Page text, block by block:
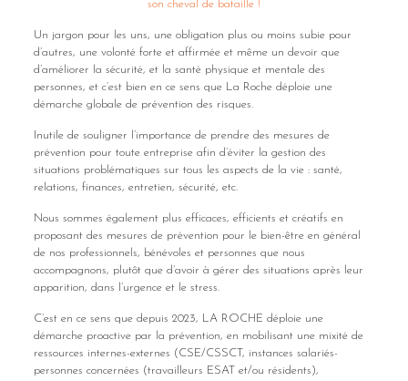
son cheval de bataille !
Un jargon pour les uns, une obligation plus ou moins subie pour
d’autres, une volonté forte et affirmée et même un devoir que
d’améliorer la sécurité, et la santé physique et mentale des
personnes, et c’est bien en ce sens que La Roche déploie une
démarche globale de prévention des risques.
Inutile de souligner l’importance de prendre des mesures de
prévention pour toute entreprise afin d’éviter la gestion des
situations problématiques sur tous les aspects de la vie : santé,
relations, finances, entretien, sécurité, etc.
Nous sommes également plus efficaces, efficients et créatifs en
proposant des mesures de prévention pour le bien-être en général
de nos professionnels, bénévoles et personnes que nous
accompagnons, plutôt que d’avoir à gérer des situations après leur
apparition, dans l’urgence et le stress.
C’est en ce sens que depuis 2023, LA ROCHE déploie une
démarche proactive par la prévention, en mobilisant une mixité de
ressources internes-externes (CSE/CSSCT, instances salariés-
personnes concernées (travailleurs ESAT et/ou résidents),